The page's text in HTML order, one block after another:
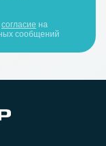
согласие на
сообщений